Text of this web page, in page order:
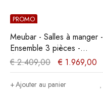
PROMO
Meubar - Salles à manger -
Ensemble 3 pièces -
Éclairage LED - Chêne
Orme/Noir
€2.409,00 € 1.969,00
Ajouter au panier